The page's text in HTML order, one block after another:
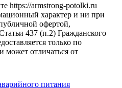
https://armstrong-potolki.ru
характер и ни при
офертой,
437 (п.2) Гражданского
только по
может отличаться от